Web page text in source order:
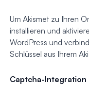
Um Akismet zu Ihren
installieren und
WordPress und
Schlüssel aus Ihrem
Captcha-Integration